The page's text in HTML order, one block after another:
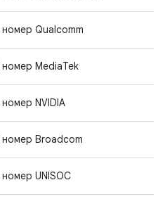
Qualcomm
MediaTek
NVIDIA
Broadcom
UNISOC